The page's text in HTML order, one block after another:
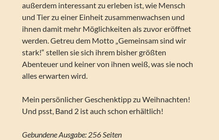
außerdem interessant zu erleben ist, wie Mensch
und Tier zu einer Einheit zusammenwachsen und
ihnen damit mehr Möglichkeiten als zuvor eröffnet
werden. Getreu dem Motto „Gemeinsam sind wir
stark!“ stellen sie sich ihrem bisher größten
Abenteuer und keiner von ihnen weiß, was sie noch
alles erwarten wird.
Mein persönlicher Geschenktipp zu Weihnachten!
Und psst, Band 2 ist auch schon erhältlich!
Gebundene Ausgabe: 256 Seiten